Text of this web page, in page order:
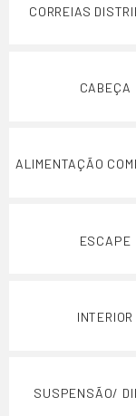
CORREIAS
CABEÇA
ALIMENTAÇÃO
ESCAPE
INTERIOR
SUSPENSÃO/